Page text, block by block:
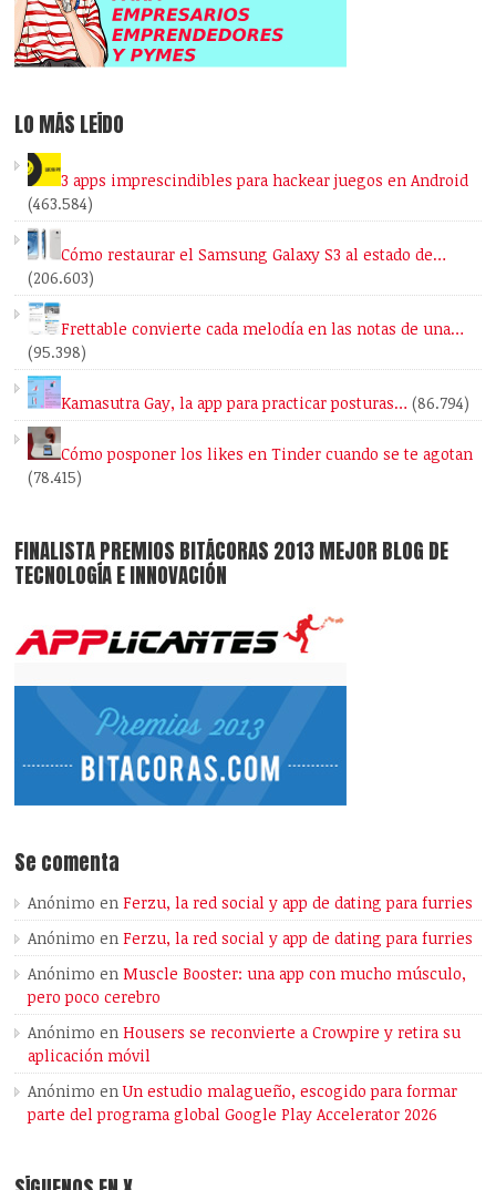
LO MÁS LEÍDO
3 apps imprescindibles para hackear juegos en Android
(463.584)
Cómo restaurar el Samsung Galaxy S3 al estado de…
(206.603)
Frettable convierte cada melodía en las notas de una…
(95.398)
Kamasutra Gay, la app para practicar posturas… (86.794)
Cómo posponer los likes en Tinder cuando se te agotan
(78.415)
FINALISTA PREMIOS BITÁCORAS 2013 MEJOR BLOG DE
TECNOLOGÍA E INNOVACIÓN
Se comenta
Anónimo enFerzu, la red social y app de dating para furries
Anónimo enFerzu, la red social y app de dating para furries
Anónimo enMuscle Booster: una app con mucho músculo,
pero poco cerebro
Anónimo enHousers se reconvierte a Crowpire y retira su
aplicación móvil
Anónimo enUn estudio malagueño, escogido para formar
parte del programa global Google Play Accelerator 2026